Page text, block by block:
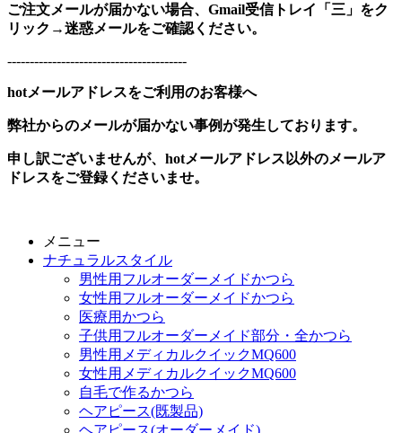
ご注文メールが届かない場合、Gmail受信トレイ「三」をク
リック→迷惑メールをご確認ください。
----------------------------------------
hotメールアドレスをご利用のお客様へ
弊社からのメールが届かない事例が発生しております。
申し訳ございませんが、hotメールアドレス以外のメールア
ドレスをご登録くださいませ。
メニュー
ナチュラルスタイル
男性用フルオーダーメイドかつら
女性用フルオーダーメイドかつら
医療用かつら
子供用フルオーダーメイド部分・全かつら
男性用メディカルクイックMQ600
女性用メディカルクイックMQ600
自毛で作るかつら
ヘアピース(既製品)
ヘアピース(オーダーメイド)